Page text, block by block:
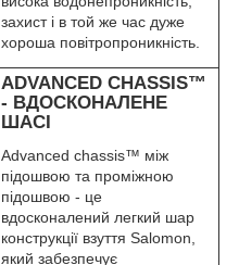
захист і в той же час дуже
хороша повітропроникність.
ADVANCED CHASSIS™
- ВДОСКОНАЛЕНЕ
ШАСІ
Advanced chassis™ між
підошвою та проміжною
підошвою - це
вдосконалений легкий шар
конструкції взуття Salomon,
який забезпечує